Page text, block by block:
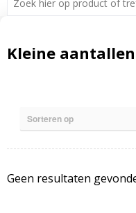
Kleine
Geen resultaten